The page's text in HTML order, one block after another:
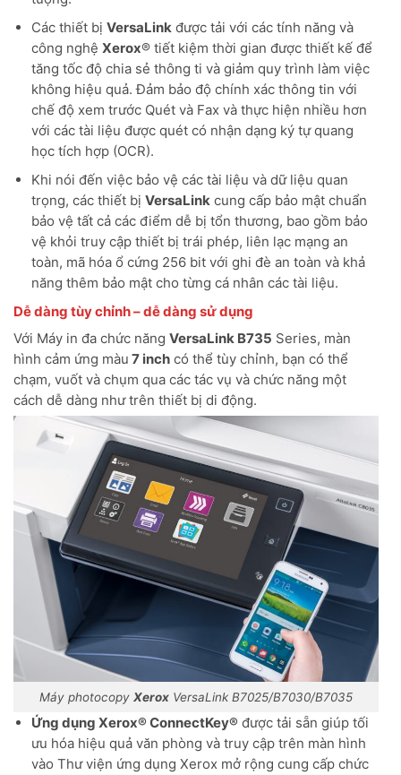
Các thiết bị VersaLinkđược tải với các tính năng và
công nghệ Xerox® tiết kiệm thời gian được thiết kế để
tăng tốc độ chia sẻ thông ti và giảm quy trình làm việc
không hiệu quả. Đảm bảo độ chính xác thông tin với
chế độ xem trước Quét và Fax và thực hiện nhiều hơn
với các tài liệu được quét có nhận dạng ký tự quang
học tích hợp (OCR).
Khi nói đến việc bảo vệ các tài liệu và dữ liệu quan
trọng, các thiết bị VersaLinkcung cấp bảo mật chuẩn
bảo vệ tất cả các điểm dễ bị tổn thương, bao gồm bảo
vệ khỏi truy cập thiết bị trái phép, liên lạc mạng an
toàn, mã hóa ổ cứng 256 bit với ghi đè an toàn và khả
năng thêm bảo mật cho từng cá nhân các tài liệu.
Dễ dàng tùy chỉnh – dễ dàng sử dụng
Với Máy in đa chức năng VersaLink B735 Series, màn
hình cảm ứng màu 7 inch có thể tùy chỉnh, bạn có thể
chạm, vuốt và chụm qua các tác vụ và chức năng một
cách dễ dàng như trên thiết bị di động.
Máy photocopy Xerox VersaLink B7025/B7030/B7035
Ứng dụng Xerox® ConnectKey®được tải sẵn giúp tối
ưu hóa hiệu quả văn phòng và truy cập trên màn hình
vào Thư viện ứng dụng Xerox mở rộng cung cấp chức